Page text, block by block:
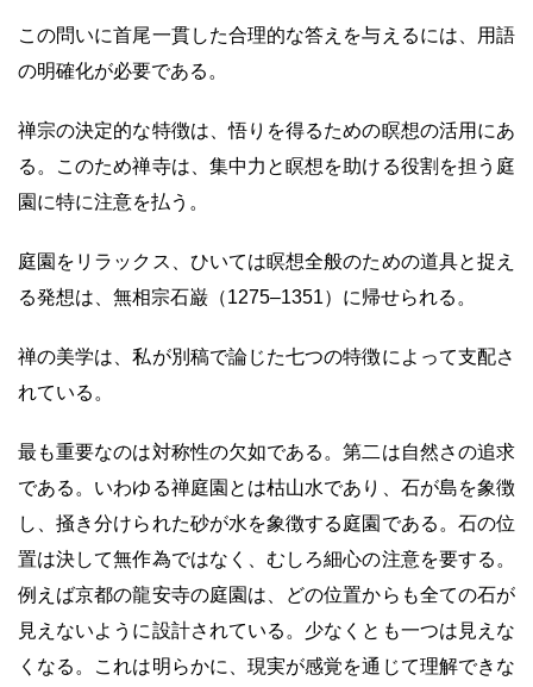
この問いに首尾一貫した合理的な答えを与えるには、用語
の明確化が必要である。
禅宗の決定的な特徴は、悟りを得るための瞑想の活用にあ
る。このため禅寺は、集中力と瞑想を助ける役割を担う庭
園に特に注意を払う。
庭園をリラックス、ひいては瞑想全般のための道具と捉え
る発想は、無相宗石巌（1275–1351）に帰せられる。
禅の美学は、私が別稿で論じた七つの特徴によって支配さ
れている。
最も重要なのは対称性の欠如である。第二は自然さの追求
である。いわゆる禅庭園とは枯山水であり、石が島を象徴
し、掻き分けられた砂が水を象徴する庭園である。石の位
置は決して無作為ではなく、むしろ細心の注意を要する。
例えば京都の龍安寺の庭園は、どの位置からも全ての石が
見えないように設計されている。少なくとも一つは見えな
くなる。これは明らかに、現実が感覚を通じて理解できな